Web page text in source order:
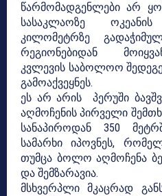
წარმომადგენლები არ
სასაკლაოზე
კილომეტრზე
რეგიონებიდან
კვლევის საბოლოო
გამოაქვეყნეს.
ეს არ არის პერუში
აღმოჩენის პირველი
სანაპიროდან 350
სამარხი იპოვნეს,
თუმცა ბოლო აღმოჩენა
და შემზარავია.
მსხვერპლი მკაცრად